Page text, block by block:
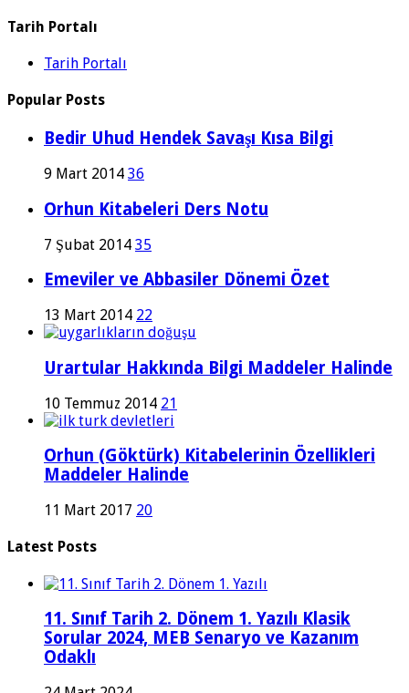
Tarih Portalı
Tarih Portalı
Popular Posts
Bedir Uhud Hendek Savaşı Kısa Bilgi
9 Mart 2014 36
Orhun Kitabeleri Ders Notu
7 Şubat 2014 35
Emeviler ve Abbasiler Dönemi Özet
13 Mart 2014 22
Urartular Hakkında Bilgi Maddeler Halinde
10 Temmuz 2014 21
Orhun (Göktürk) Kitabelerinin Özellikleri
Maddeler Halinde
11 Mart 2017 20
Latest Posts
11. Sınıf Tarih 2. Dönem 1. Yazılı Klasik
Sorular 2024, MEB Senaryo ve Kazanım
Odaklı